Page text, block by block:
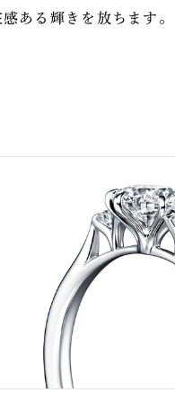
ある輝きを放ちます。